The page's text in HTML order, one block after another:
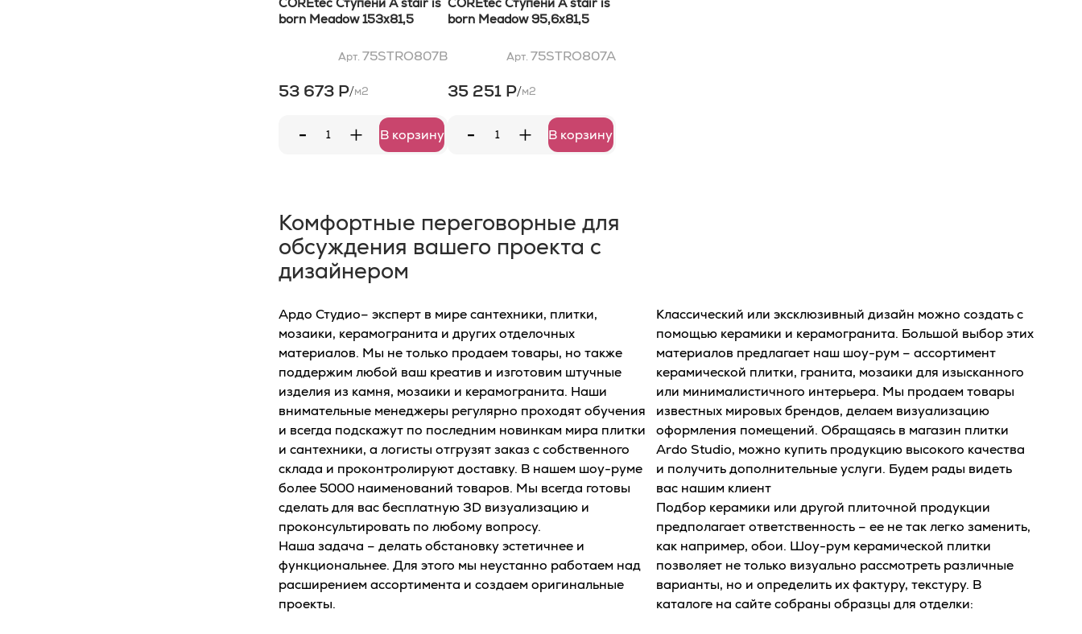
born Meadow 153x81,5
Арт. 75STRO807B
53 673 Р/м2
- + В корзину
born Meadow 95,6x81,5
Арт. 75STRO807A
35 251 Р/м2
- + В корзину
Комфортные переговорные для
обсуждения вашего проекта с
дизайнером
Ардо Студио– эксперт в мире сантехники, плитки,
мозаики, керамогранита и других отделочных
материалов. Мы не только продаем товары, но также
поддержим любой ваш креатив и изготовим штучные
изделия из камня, мозаики и керамогранита. Наши
внимательные менеджеры регулярно проходят обучения
и всегда подскажут по последним новинкам мира плитки
и сантехники, а логисты отгрузят заказ с собственного
склада и проконтролируют доставку. В нашем шоу-руме
более 5000 наименований товаров. Мы всегда готовы
сделать для вас бесплатную 3D визуализацию и
проконсультировать по любому вопросу.
Наша задача – делать обстановку эстетичнее и
функциональнее. Для этого мы неустанно работаем над
расширением ассортимента и создаем оригинальные
проекты.
Классический или эксклюзивный дизайн можно создать с
помощью керамики и керамогранита. Большой выбор этих
материалов предлагает наш шоу-рум – ассортимент
керамической плитки, гранита, мозаики для изысканного
или минималистичного интерьера. Мы продаем товары
известных мировых брендов, делаем визуализацию
оформления помещений. Обращаясь в магазин плитки
Ardo Studio, можно купить продукцию высокого качества
и получить дополнительные услуги. Будем рады видеть
вас нашим клиент
Подбор керамики или другой плиточной продукции
предполагает ответственность – ее не так легко заменить,
как например, обои. Шоу-рум керамической плитки
позволяет не только визуально рассмотреть различные
варианты, но и определить их фактуру, текстуру. В
каталоге на сайте собраны образцы для отделки: